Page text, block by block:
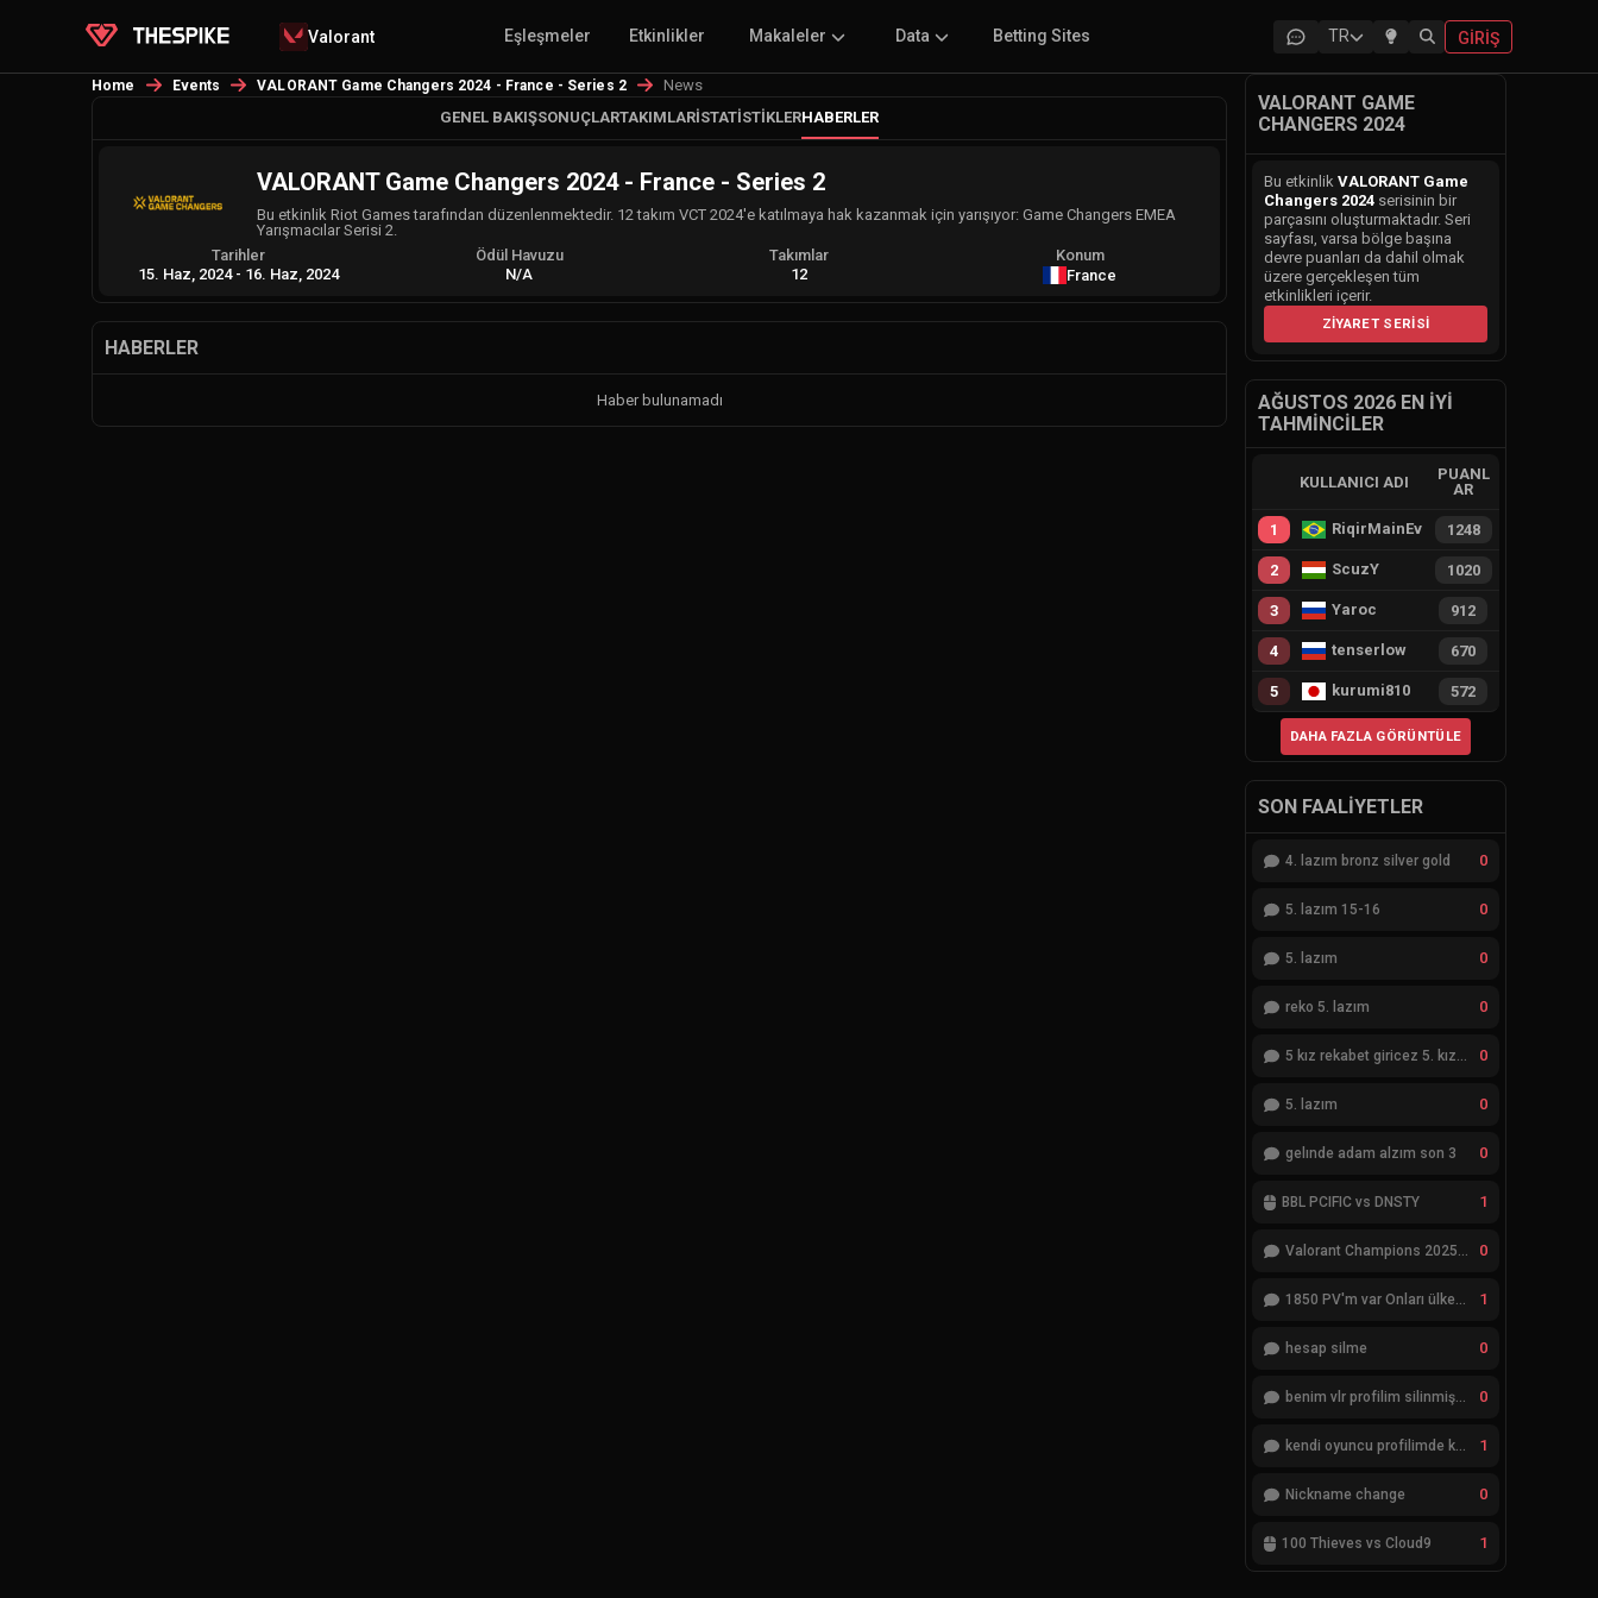
Valorant Eşleşmeler Etkinlikler Makaleler Data Betting Sites TR GIRIŞ
Home Events VALORANT Game Changers 2024 - France - Series 2
News
GENEL BAKIŞSONUÇLARTAKIMLARİSTATISTIKLERHABERLER
VALORANT Game Changers 2024 - France - Series 2
Bu etkinlik Riot Games tarafından düzenlenmektedir. 12 takım VCT 2024'e katılmaya hak kazanmak için yarışıyor: Game Changers EMEA
Yarışmacılar Serisi 2.
Tarihler
15. Haz, 2024 - 16. Haz, 2024
Ödül Havuzu
N/A
Takımlar
12
Konum
France
HABERLER
Haber bulunamadı
VALORANT GAME
CHANGERS 2024
Bu etkinlik VALORANT Game
Changers 2024 serisinin bir
parçasını oluşturmaktadır. Seri
sayfası, varsa bölge başına
devre puanları da dahil olmak
üzere gerçekleşen tüm
etkinlikleri içerir.
ZIYARET SERISI
AĞUSTOS 2026 EN İYI
TAHMINCILER
KULLANICI ADI
PUANL
AR
1 RiqirMainEvie 1248
2 ScuzY 1020
3 Yaroc 912
4 tenserlow 670
5 kurumi810 572
DAHA FAZLA GÖRÜNTÜLE
SON FAALIYETLER
4. lazım bronz silver gold 0
5. lazım 15-16 0
5. lazım 0
reko 5. lazım 0
5 kız rekabet giricez 5. kız eksik 0
5. lazım 0
gelınde adam alzım son 3 0
BBL PCIFIC vs DNSTY 1
Valorant Champions 2025 Grand Final 0
1850 PV'm var Onları ülkemde değiştiremiyorum 1
hesap silme 0
benim vlr profilim silinmiş yok gözükmüyor 0
kendi oyuncu profilimde ki bilgileri düzenlemek istiyorum 1
Nickname change 0
100 Thieves vs Cloud9 1